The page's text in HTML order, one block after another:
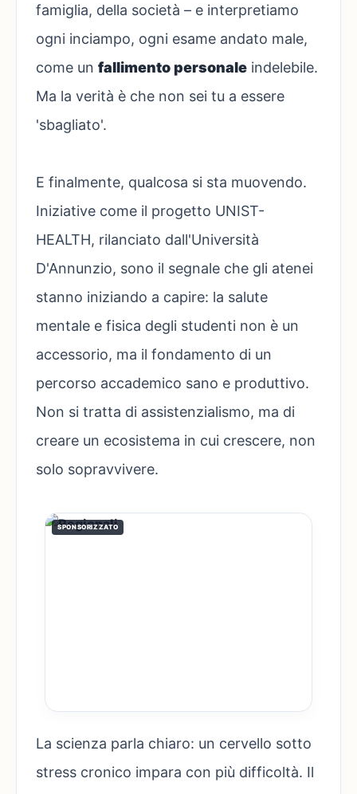
famiglia, della società – e interpretiamo
ogni inciampo, ogni esame andato male,
come un fallimento personale indelebile.
Ma la verità è che non sei tu a essere
'sbagliato'.
E finalmente, qualcosa si sta muovendo.
Iniziative come il progetto UNIST-
HEALTH, rilanciato dall'Università
D'Annunzio, sono il segnale che gli atenei
stanno iniziando a capire: la salute
mentale e fisica degli studenti non è un
accessorio, ma il fondamento di un
percorso accademico sano e produttivo.
Non si tratta di assistenzialismo, ma di
creare un ecosistema in cui crescere, non
solo sopravvivere.
SPONSORIZZATO
La scienza parla chiaro: un cervello sotto
stress cronico impara con più difficoltà. Il